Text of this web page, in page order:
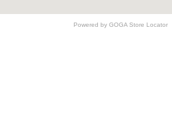
Powered by GOGA Store Locator